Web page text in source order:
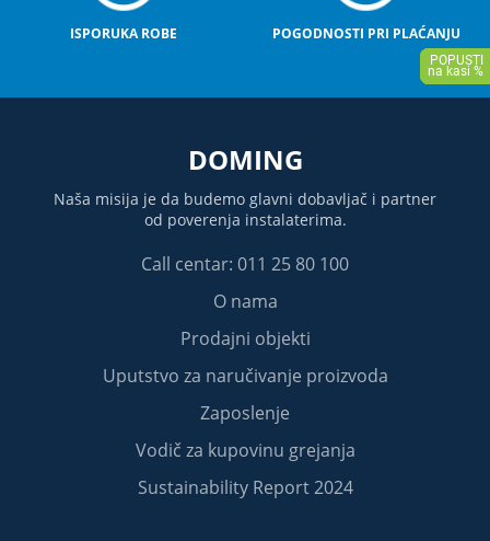
ISPORUKA ROBE POGODNOSTI PRI PLAĆANJU
DOMING
Naša misija je da budemo glavni dobavljač i partner
od poverenja instalaterima.
Call centar: 011 25 80 100
O nama
Prodajni objekti
Uputstvo za naručivanje proizvoda
Zaposlenje
Vodič za kupovinu grejanja
Sustainability Report 2024